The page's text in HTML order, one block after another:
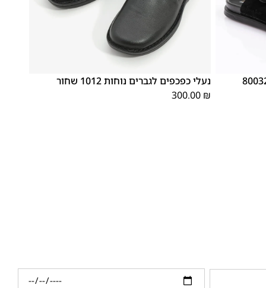
נעלי כפכפים לגברים נוחות 1012 שחור
300.00 ₪